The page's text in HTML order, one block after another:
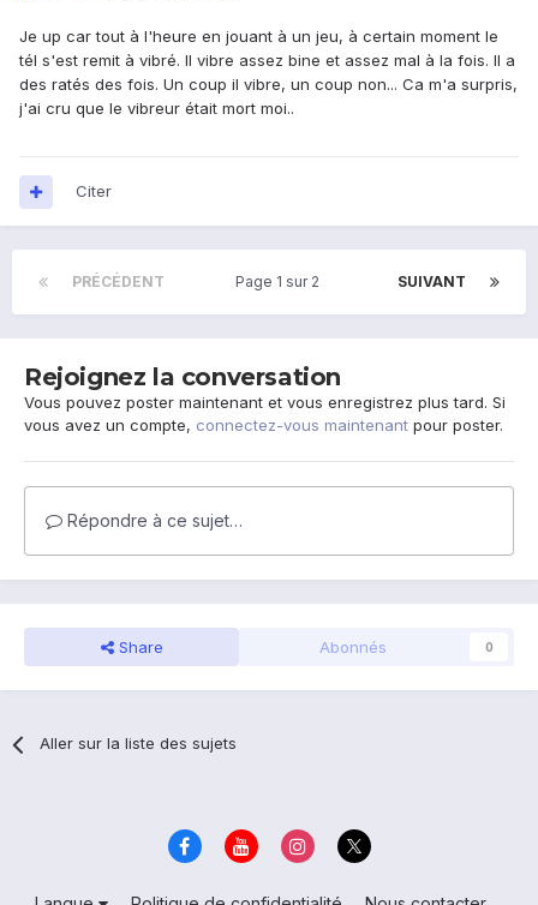
Je up car tout à l'heure en jouant à un jeu, à certain moment le
tél s'est remit à vibré. Il vibre assez bine et assez mal à la fois. Il a
des ratés des fois. Un coup il vibre, un coup non... Ca m'a surpris,
j'ai cru que le vibreur était mort moi..
Citer
PRÉCÉDENT SUIVANT
Page 1 sur 2
Rejoignez la conversation
Vous pouvez poster maintenant et vous enregistrez plus tard. Si
vous avez un compte, connectez-vous maintenant pour poster.
Répondre à ce sujet…
Share Abonnés 0
Aller sur la liste des sujets